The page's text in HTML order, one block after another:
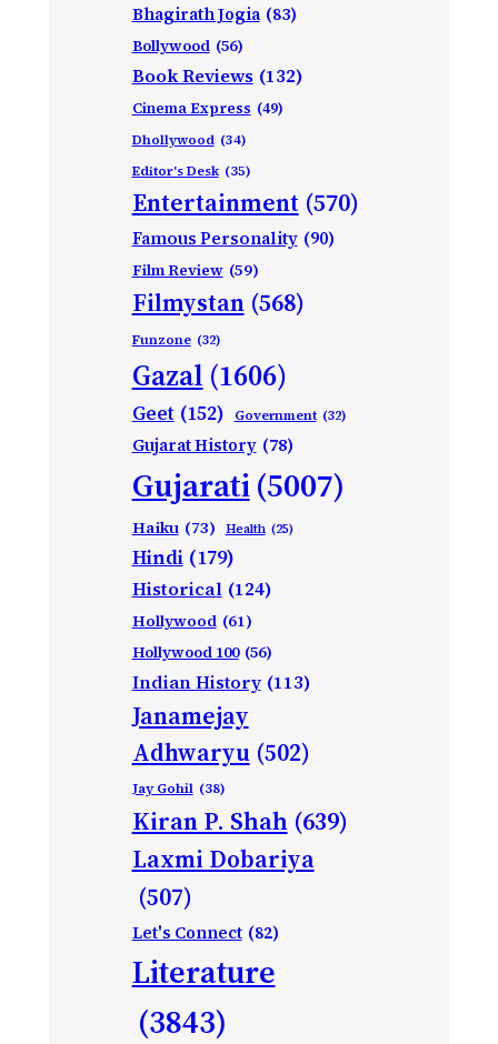
Bhagirath Jogia (83)
Bollywood (56)
Book Reviews (132)
Cinema Express (49)
Dhollywood (34)
Editor's Desk (35)
Entertainment (570)
Famous Personality (90)
Film Review (59)
Filmystan (568)
Funzone (32)
Gazal (1606)
Geet (152) Government (32)
Gujarat History (78)
Gujarati(5007)
Haiku (73) Health (25)
Hindi (179)
Historical (124)
Hollywood (61)
Hollywood 100 (56)
Indian History (113)
Janamejay
Adhwaryu (502)
Jay Gohil (38)
Kiran P. Shah (639)
Laxmi Dobariya
(507)
Let's Connect (82)
Literature
(3843)